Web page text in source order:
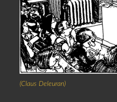
(Claus Deleuran)